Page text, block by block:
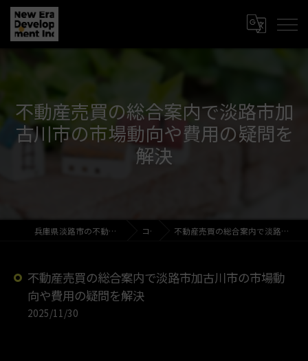
不動産売買の総合案内で淡路市加
古川市の市場動向や費用の疑問を
解決
兵庫県淡路市の不動産売買なら新時代開発株式会社 コラム 不動産売買の総合案内で淡路市加古川市の市場動向や費用の疑問を解決
不動産売買の総合案内で淡路市加古川市の市場動
向や費用の疑問を解決
2025/11/30